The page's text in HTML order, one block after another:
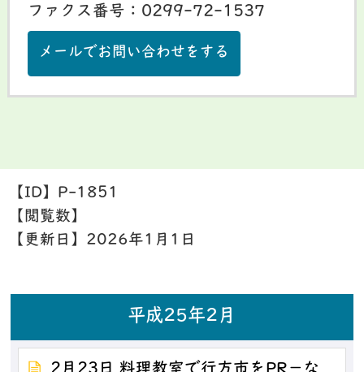
ファクス番号：0299-72-1537
メールでお問い合わせをする
【ID】 P-1851
【閲覧数】
【更新日】 2026年1月1日
平成25年2月